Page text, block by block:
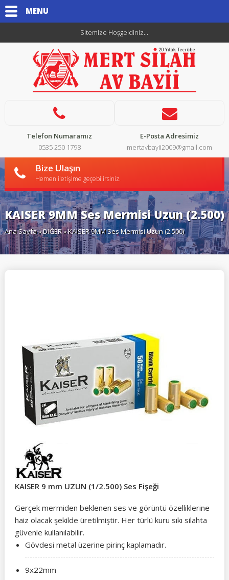
MENU
Sitemize Hoşgeldiniz...
Telefon Numaramız
0535 250 1798
E-Posta Adresimiz
mertavbayii2009@gmail.com
Bize Ulaşın
Hemen iletişime geçebilirsiniz.
KAISER 9MM Ses Mermisi Uzun (2.500)
Ana Sayfa»DİĞER» KAISER 9MM Ses Mermisi Uzun (2.500)
KAISER 9 mm UZUN (1/2.500) Ses Fişeği
Gerçek mermiden beklenen ses ve görüntü özelliklerine
haiz olacak şekilde üretilmiştir. Her türlü kuru sıkı silahta
güvenle kullanılabilir.
Gövdesi metal üzerine pirinç kaplamadır.
9x22mm